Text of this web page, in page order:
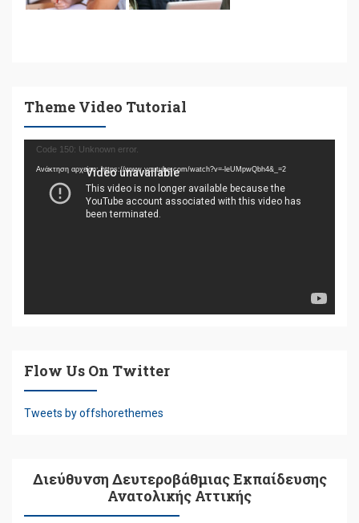
Theme Video Tutorial
Πρόγραμμα
Αναπαραγωγής
Βίντεο
Code 150: Unknown error.
Ανάκτηση αρχείου: https://www.youtube.com/watch?v=-leUMpwQbh4&_=2
Flow Us On Twitter
Tweets by offshorethemes
Διεύθυνση Δευτεροβάθμιας Εκπαίδευσης
Ανατολικής Αττικής